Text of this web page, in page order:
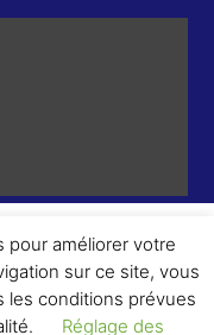
réservés.
pour améliorer votre
sur ce site, vous
les conditions prévues
Réglage des